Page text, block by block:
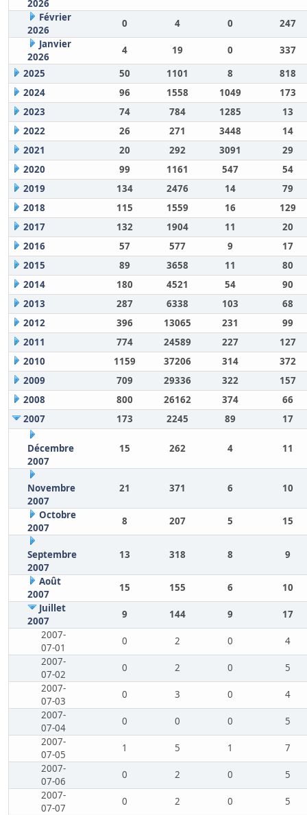
2026
Février
2026
0 4 0
247
Janvier
2026
4 19 0
337
2025
50 1101 8
818
2024
96 1558 1049
173
2023
74 784 1285
13
2022
26 271 3448
14
2021
20 292 3091
29
2020
99 1161 547
54
2019
134 2476 14
79
2018
115 1559 16
129
2017
132 1904 11
20
2016
57 577 9
17
2015
89 3658 11
80
2014
180 4521 54
90
2013
287 6338 103
68
2012
396 13065 231
99
2011
774 24589 227
127
2010
1159 37206 314
372
2009
709 29336 322
157
2008
800 26162 374
66
2007
173 2245 89 17
Décembre
2007
15 262 4 11
Novembre
2007
21 371 6 10
Octobre
2007
8 207 5 15
Septembre
2007
13 318 8 9
Août
2007
15 155 6
10
Juillet
2007
9 144 9
17
2007-
07-01
0 2 0
4
2007-
07-02
0 2 0
5
2007-
07-03
0 3 0
4
2007-
07-04
0 0 0
5
2007-
07-05
1 5 1
7
2007-
07-06
0 2 0
5
2007-
07-07
0 2 0
5